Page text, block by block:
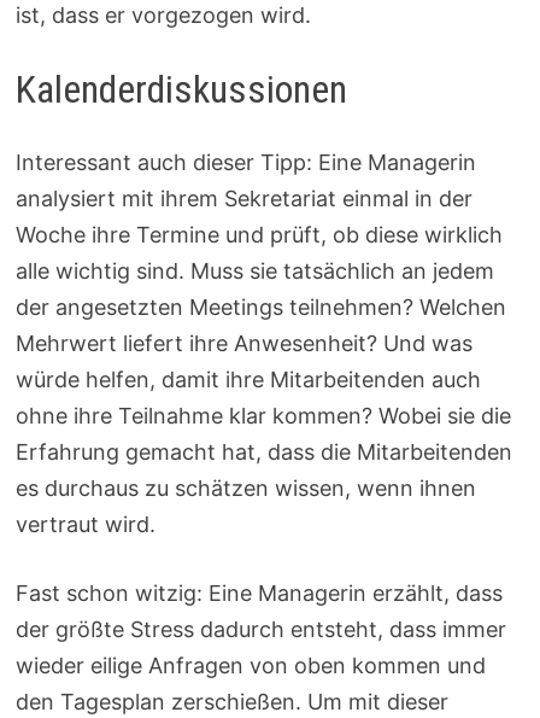
ist, dass er vorgezogen wird.
Kalenderdiskussionen
Interessant auch dieser Tipp: Eine Managerin
analysiert mit ihrem Sekretariat einmal in der
Woche ihre Termine und prüft, ob diese wirklich
alle wichtig sind. Muss sie tatsächlich an jedem
der angesetzten Meetings teilnehmen? Welchen
Mehrwert liefert ihre Anwesenheit? Und was
würde helfen, damit ihre Mitarbeitenden auch
ohne ihre Teilnahme klar kommen? Wobei sie die
Erfahrung gemacht hat, dass die Mitarbeitenden
es durchaus zu schätzen wissen, wenn ihnen
vertraut wird.
Fast schon witzig: Eine Managerin erzählt, dass
der größte Stress dadurch entsteht, dass immer
wieder eilige Anfragen von oben kommen und
den Tagesplan zerschießen. Um mit dieser